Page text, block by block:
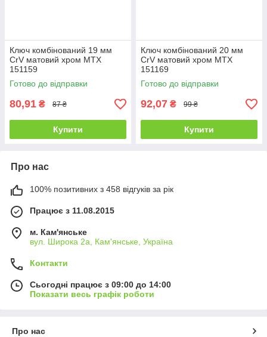
Ключ комбінований 19 мм
CrV матовий хром MTX
151159
Готово до відправки
80,91 ₴ 87 ₴
Купити
Ключ комбінований 20 мм
CrV матовий хром MTX
151169
Готово до відправки
92,07 ₴ 99 ₴
Купити
Про нас
100% позитивних з 458 відгуків за рік
Працює з 11.08.2015
м. Кам'янське
вул. Широка 2а, Кам'янське, Україна
Контакти
Сьогодні працює з 09:00 до 14:00
Показати весь графік роботи
Про нас